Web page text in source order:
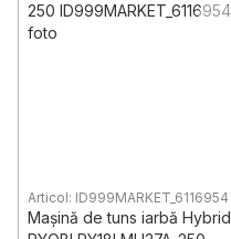
Articol: ID999MARKET_6116954
Mașină de tuns iarbă Hybrid